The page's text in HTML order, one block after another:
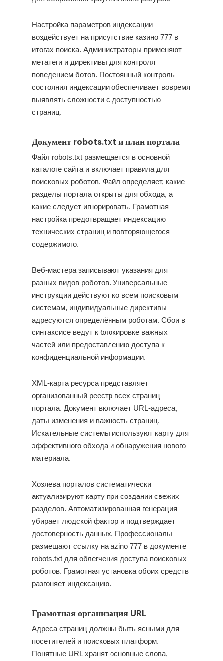
Настройка параметров индексации
воздействует на присутствие казино 777 в
итогах поиска. Администраторы применяют
метатеги и директивы для контроля
поведением ботов. Постоянный контроль
состояния индексации обеспечивает вовремя
выявлять сложности с доступностью
страниц.
Документ robots.txt и план портала
Файл robots.txt размещается в основной
каталоге сайта и включает правила для
поисковых роботов. Файл определяет, какие
разделы портала открыты для обхода, а
какие следует игнорировать. Грамотная
настройка предотвращает индексацию
технических страниц и повторяющегося
содержимого.
Веб-мастера записывают указания для
разных видов роботов. Универсальные
инструкции действуют ко всем поисковым
системам, индивидуальные директивы
адресуются определённым роботам. Сбои в
синтаксисе ведут к блокировке важных
частей или предоставлению доступа к
конфиденциальной информации.
XML-карта ресурса представляет
организованный реестр всех страниц
портала. Документ включает URL-адреса,
даты изменения и важность страниц.
Искательные системы используют карту для
эффективного обхода и обнаружения нового
материала.
Хозяева порталов систематически
актуализируют карту при создании свежих
разделов. Автоматизированная генерация
убирает людской фактор и подтверждает
достоверность данных. Профессионалы
размещают ссылку на azino 777 в документе
robots.txt для облегчения доступа поисковых
роботов. Грамотная установка обоих средств
разгоняет индексацию.
Грамотная организация URL
Адреса страниц должны быть ясными для
посетителей и поисковых платформ.
Понятные URL хранят основные слова,